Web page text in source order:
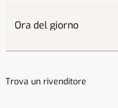
Trova un rivenditore